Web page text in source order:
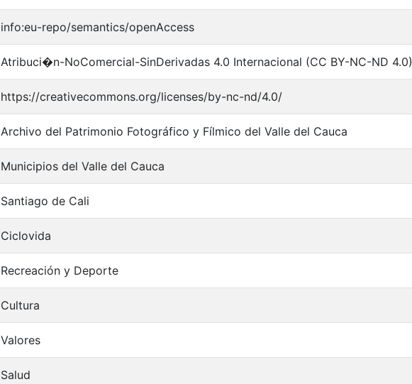
info:eu-repo/semantics/openAccess
Atribuci�n-NoComercial-SinDerivadas 4.0 Internacional (CC BY-NC-ND 4.0)
https://creativecommons.org/licenses/by-nc-nd/4.0/
Archivo del Patrimonio Fotográfico y Fílmico del Valle del Cauca
Municipios del Valle del Cauca
Santiago de Cali
Ciclovida
Recreación y Deporte
Cultura
Valores
Salud